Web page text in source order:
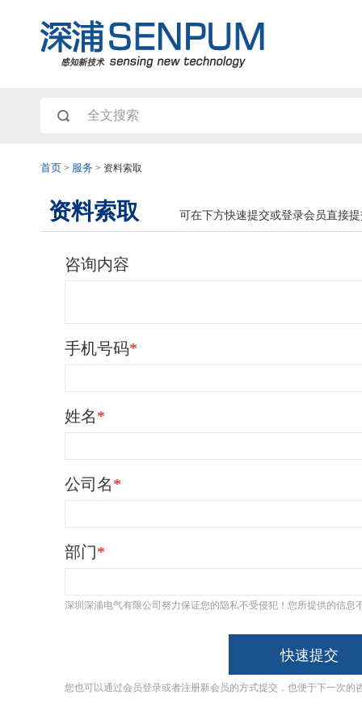
首页 > 服务 > 资料索取
资料索取 可在下方快速提交或登录会员直接
咨询内容
手机号码*
姓名*
公司名*
部门*
深圳深浦电气有限公司努力保证您的隐私不受侵犯！您所提供的信息
快速提交
您也可以通过会员登录或者注册新会员的方式提交，也便于下一次的